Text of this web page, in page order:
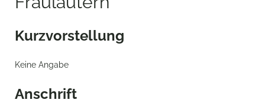
Kurzvorstellung
Keine Angabe
Anschrift